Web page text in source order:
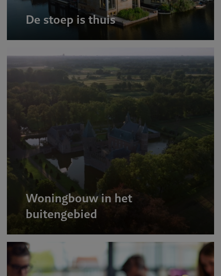
De stoep is thuis
Woningbouw in het
buitengebied